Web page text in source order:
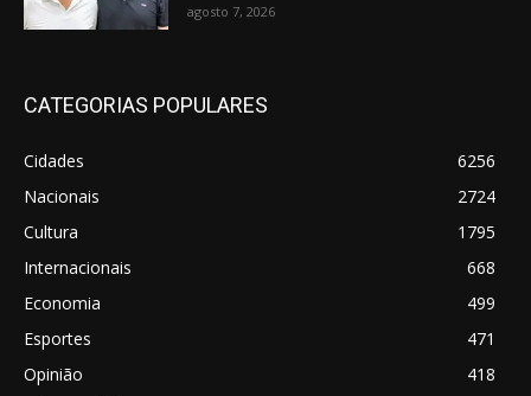
agosto 7, 2026
CATEGORIAS POPULARES
Cidades
6256
Nacionais
2724
Cultura
1795
Internacionais
668
Economia
499
Esportes
471
Opinião
418